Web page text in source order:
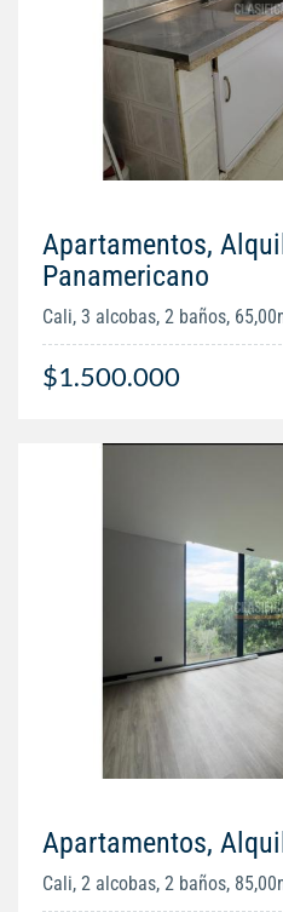
Apartamentos,
Panamericano
Cali, 3 alcobas, 2 baños,
$1.500.000
Apartamentos,
Cali, 2 alcobas, 2 baños,